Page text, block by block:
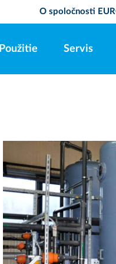
O spoločnosti
Použitie Servis